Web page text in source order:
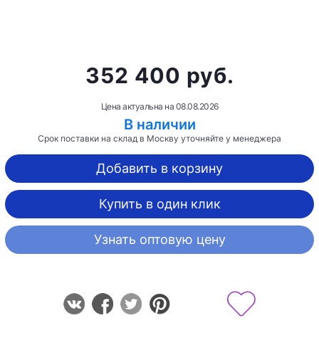
352 400 руб.
Цена актуальна на 08.08.2026
В наличии
Срок поставки на склад в Москву уточняйте у менеджера
Добавить в корзину
Купить в один клик
Узнать оптовую цену